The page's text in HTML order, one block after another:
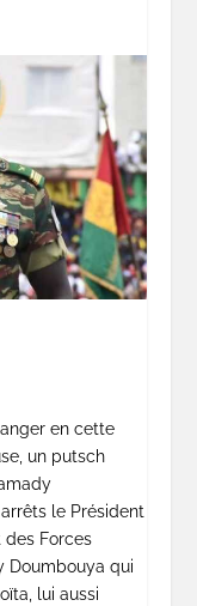
en cette
un putsch
le Président
des Forces
Doumbouya qui
lui aussi